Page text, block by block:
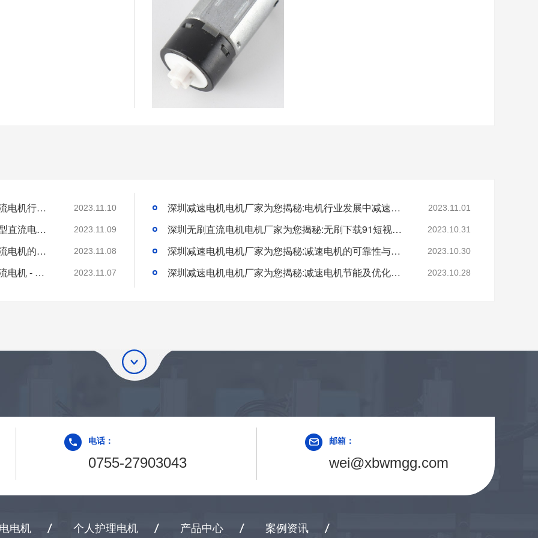
深圳微型直流电机电机厂家为您揭秘:微型直流电机行业中的技术进步与未来趋势 2023.11.10
深圳微型直流电机电机厂家为您揭秘:了解微型直流电机的设计、开发及制造过程 2023.11.09
深圳微型直流电机电机厂家为您揭秘:微型直流电机的技术创新与市场应用 2023.11.08
深圳微型直流电机电机厂家为您揭秘:微型直流电机 - 高效能、低噪音 2023.11.07
深圳减速电机电机厂家为您揭秘:电机行业发展中减速电机的市场前景展望 2023.11.01
深圳无刷直流电机电机厂家为您揭秘:无刷下载91短视频的特点及优势分析 2023.10.31
深圳减速电机电机厂家为您揭秘:减速电机的可靠性与故障分析 2023.10.30
深圳减速电机电机厂家为您揭秘:减速电机节能及优化设计策略 2023.10.28
电话：
0755-27903043
邮箱：
wei@xbwmgg.com
电机 个人护理电机 产品中心 案例资讯